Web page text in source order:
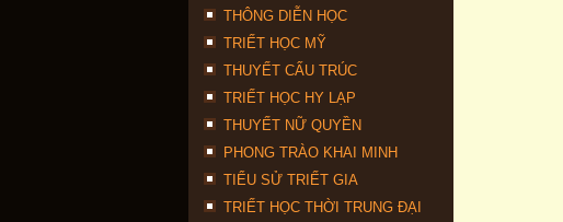
THÔNG DIỄN HỌC
TRIẾT HỌC MỸ
THUYẾT CẤU TRÚC
TRIẾT HỌC HY LẠP
THUYẾT NỮ QUYỀN
PHONG TRÀO KHAI MINH
TIỂU SỬ TRIẾT GIA
TRIẾT HỌC THỜI TRUNG ĐẠI